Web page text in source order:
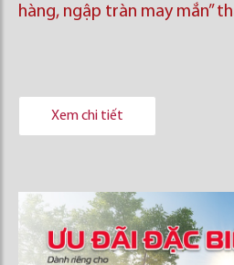
hàng, ngập tràn may mắn”
Xem chi tiết